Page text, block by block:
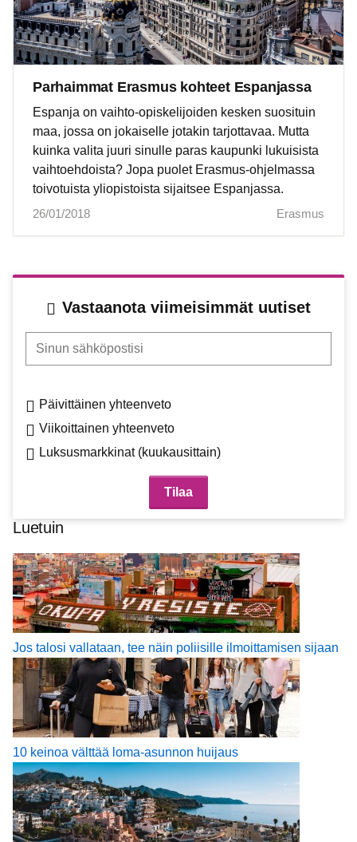
Parhaimmat Erasmus kohteet Espanjassa
Espanja on vaihto-opiskelijoiden kesken suosituin
maa, jossa on jokaiselle jotakin tarjottavaa. Mutta
kuinka valita juuri sinulle paras kaupunki lukuisista
vaihtoehdoista? Jopa puolet Erasmus-ohjelmassa
toivotuista yliopistoista sijaitsee Espanjassa.
26/01/2018
Erasmus
Vastaanota viimeisimmät uutiset
Sinun sähköpostisi
Päivittäinen yhteenveto
Viikoittainen yhteenveto
Luksusmarkkinat (kuukausittain)
Luetuin
Jos talosi vallataan, tee näin poliisille ilmoittamisen sijaan
10 keinoa välttää loma-asunnon huijaus